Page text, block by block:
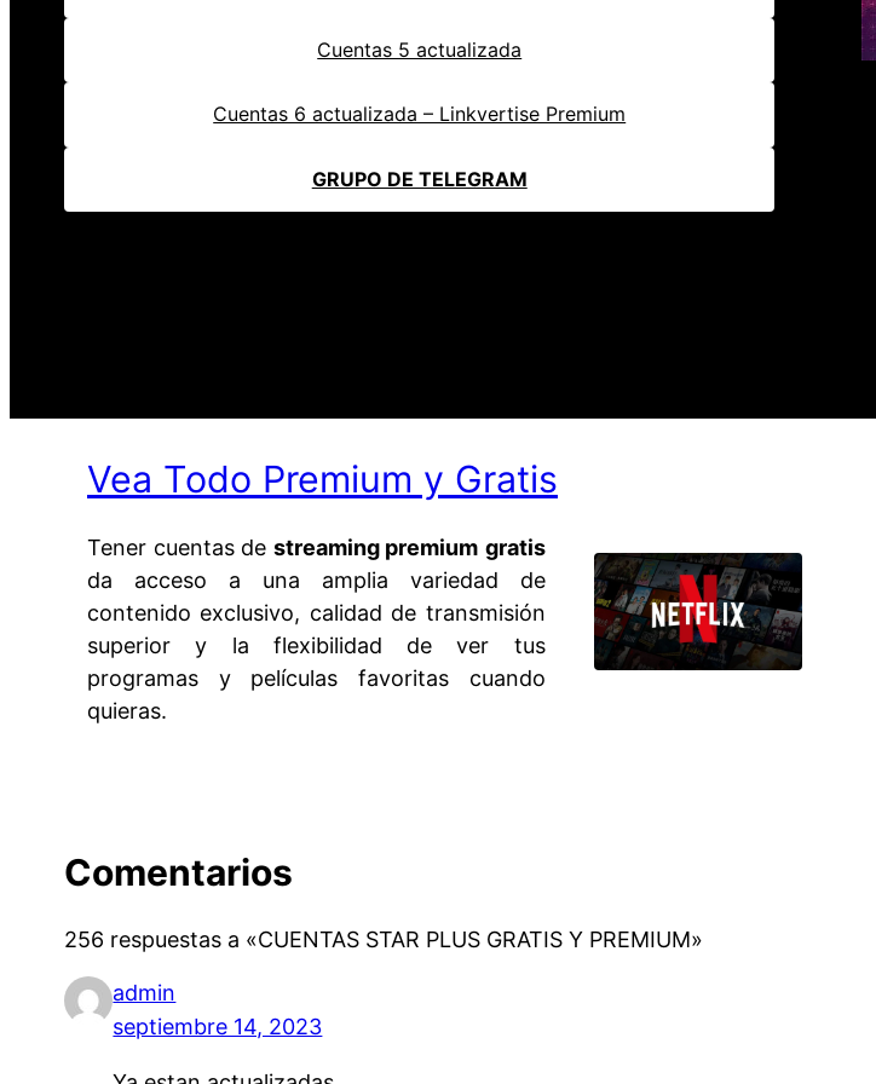
Cuentas 5 actualizada
Cuentas 6 actualizada – Linkvertise Premium
GRUPO DE TELEGRAM
Vea Todo Premium y Gratis
Tener cuentas de streaming premium gratis
da acceso a una amplia variedad de
contenido exclusivo, calidad de transmisión
superior y la flexibilidad de ver tus
programas y películas favoritas cuando
quieras.
Comentarios
256 respuestas a «CUENTAS STAR PLUS GRATIS Y PREMIUM»
admin
septiembre 14, 2023